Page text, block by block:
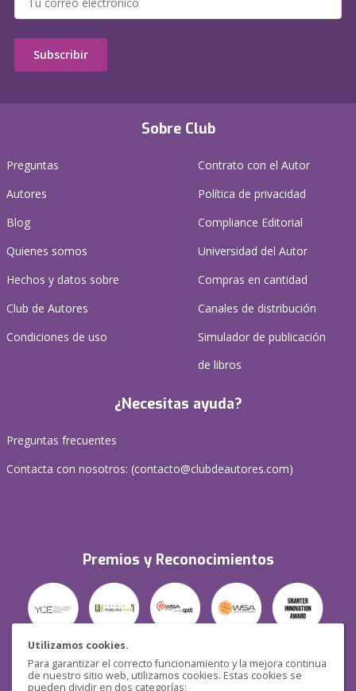
Utilizamos cookies.
Para garantizar el correcto funcionamiento y la mejora continua
de nuestro sitio web, utilizamos cookies. Estas cookies se
pueden dividir en dos categorías:
Sobre Club
Preguntas
Autores
Blog
Quienes somos
Hechos y datos sobre
Club de Autores
Condiciones de uso
Contrato con el Autor
Política de privacidad
Compliance Editorial
Universidad del Autor
Compras en cantidad
Canales de distribución
Simulador de publicación
de libros
¿Necesitas ayuda?
Preguntas frecuentes
Contacta con nosotros: (contacto@clubdeautores.com)
Premios y Reconocimientos
Seguridad
Subscribir